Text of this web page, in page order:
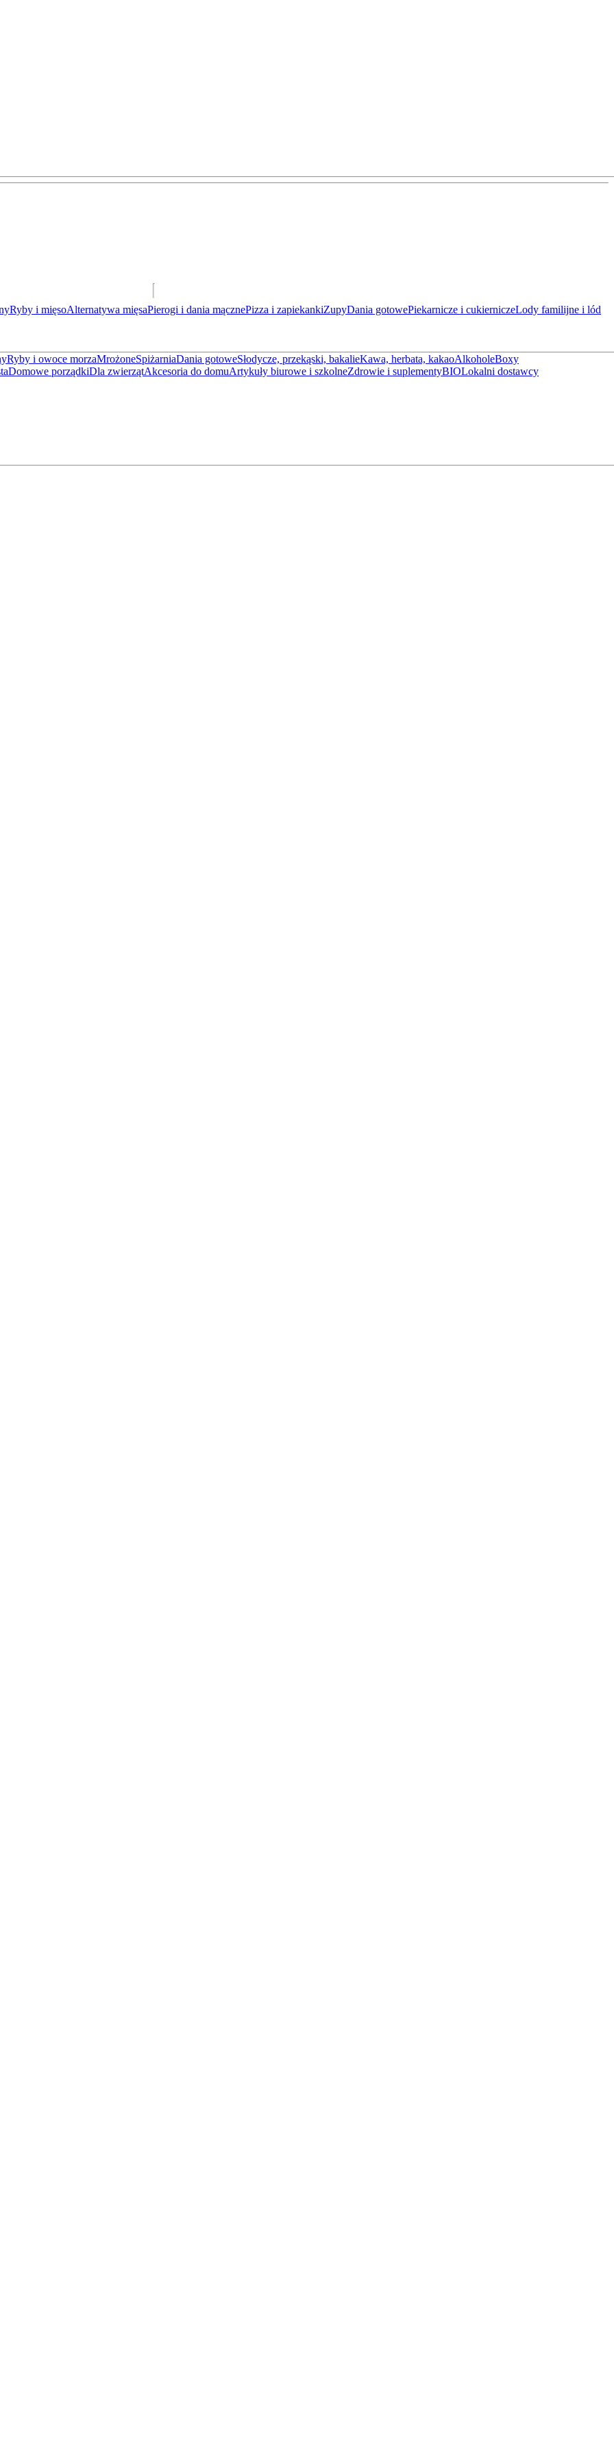
Ryby i owoce morzaMrożoneSpiżarniaDania gotoweSłodycze, przekąski, bakalieKawa, herbata, kakaoAlkoholeBoxy
Domowe porządkiDla zwierzątAkcesoria do domuArtykuły biurowe i szkolneZdrowie i suplementyBIOLokalni dostawcy
Ryby i mięsoAlternatywa mięsaPierogi i dania mącznePizza i zapiekankiZupyDania gotowePiekarnicze i cukierniczeLody familijne i lód